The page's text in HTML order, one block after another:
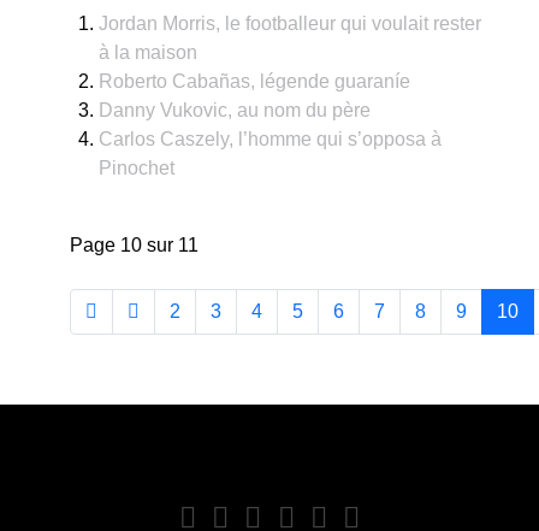
Jordan Morris, le footballeur qui voulait rester
à la maison
Roberto Cabañas, légende guaraníe
Danny Vukovic, au nom du père
Carlos Caszely, l’homme qui s’opposa à
Pinochet
Page 10 sur 11
2 3 4 5 6 7 8 9 10